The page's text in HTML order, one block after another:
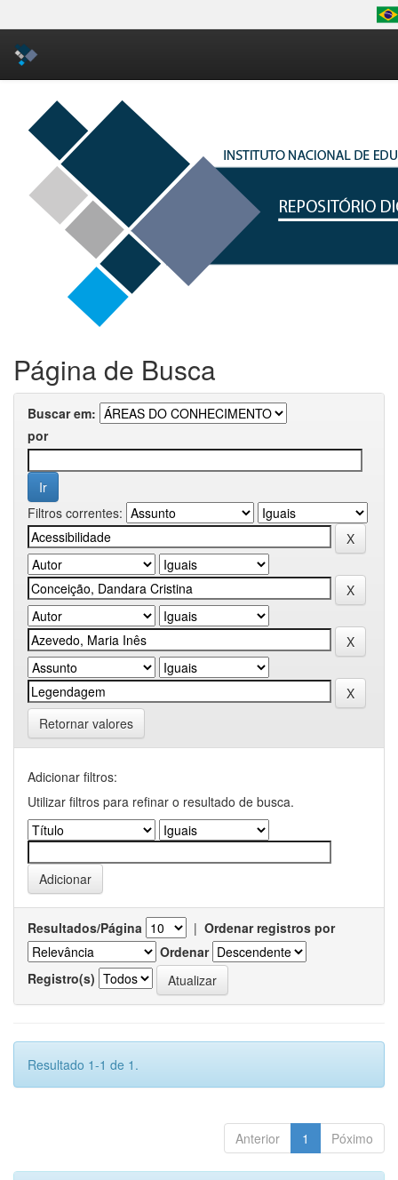
Skip
navigation
Página de Busca
Buscar em:
por
Filtros correntes:
Retornar valores
Adicionar filtros:
Utilizar filtros para refinar o resultado de busca.
Resultados/Página | Ordenar registros por
Ordenar
Registro(s)
Resultado 1-1 de 1.
Anterior 1 Póximo